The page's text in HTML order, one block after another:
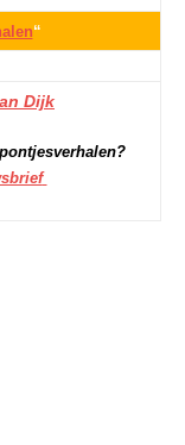
“
Dijk